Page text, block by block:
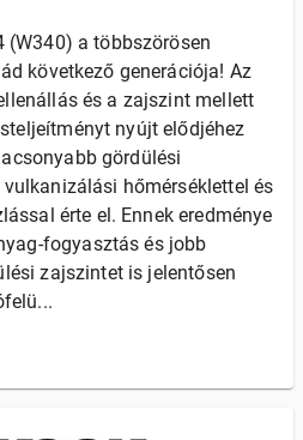
(W340) a többszörösen
következő generációja! Az
és a zajszint mellett
nyújt elődjéhez
gördülési
hőmérséklettel és
érte el. Ennek eredménye
fogyasztás és jobb
zajszintet is jelentősen